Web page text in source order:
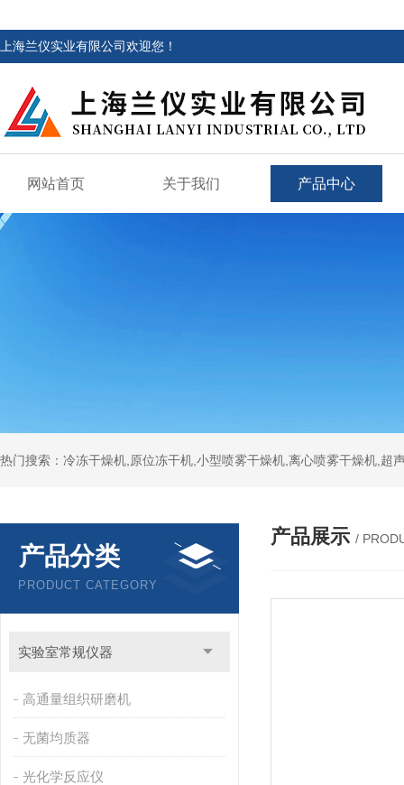
上海兰仪实业有限公司欢迎您！
网站首页 关于我们 产品中心
热门搜索：冷冻干燥机,原位冻干机,小型喷雾干燥机,离心喷雾干燥机,超
产品分类
PRODUCT CATEGORY
实验室常规仪器
高通量组织研磨机
无菌均质器
光化学反应仪
产品展示 /